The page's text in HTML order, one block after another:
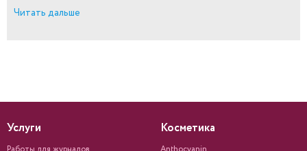
Читать дальше
Услуги Косметика